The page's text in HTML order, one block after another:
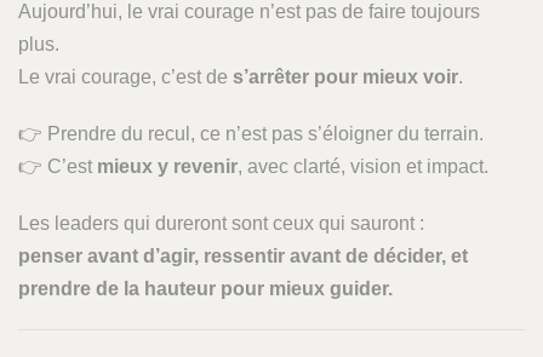
Aujourd’hui, le vrai courage n’est pas de faire toujours
plus.
Le vrai courage, c’est de s’arrêter pour mieux voir.
👉 Prendre du recul, ce n’est pas s’éloigner du terrain.
👉 C’est mieux y revenir, avec clarté, vision et impact.
Les leaders qui dureront sont ceux qui sauront :
penser avant d’agir, ressentir avant de décider, et
prendre de la hauteur pour mieux guider.